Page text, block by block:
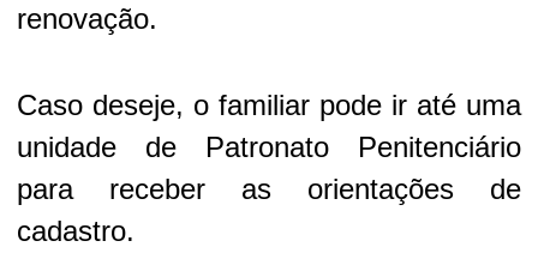
renovação.
Caso deseje, o familiar pode ir até uma
unidade de Patronato Penitenciário
para receber as orientações de
cadastro.